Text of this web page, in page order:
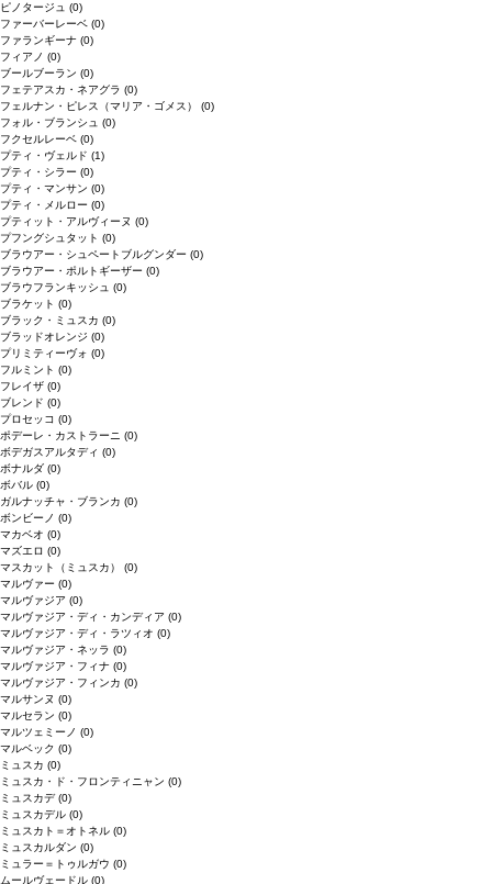
ピノタージュ (0)
ファーバーレーベ (0)
ファランギーナ (0)
フィアノ (0)
ブールブーラン (0)
フェテアスカ・ネアグラ (0)
フェルナン・ピレス（マリア・ゴメス） (0)
フォル・ブランシュ (0)
フクセルレーベ (0)
プティ・ヴェルド (1)
プティ・シラー (0)
プティ・マンサン (0)
プティ・メルロー (0)
プティット・アルヴィーヌ (0)
プフングシュタット (0)
ブラウアー・シュペートブルグンダー (0)
ブラウアー・ポルトギーザー (0)
ブラウフランキッシュ (0)
ブラケット (0)
ブラック・ミュスカ (0)
ブラッドオレンジ (0)
プリミティーヴォ (0)
フルミント (0)
フレイザ (0)
ブレンド (0)
プロセッコ (0)
ポデーレ・カストラーニ (0)
ボデガスアルタディ (0)
ボナルダ (0)
ボバル (0)
ガルナッチャ・ブランカ (0)
ボンビーノ (0)
マカベオ (0)
マズエロ (0)
マスカット（ミュスカ） (0)
マルヴァー (0)
マルヴァジア (0)
マルヴァジア・ディ・カンディア (0)
マルヴァジア・ディ・ラツィオ (0)
マルヴァジア・ネッラ (0)
マルヴァジア・フィナ (0)
マルヴァジア・フィンカ (0)
マルサンヌ (0)
マルセラン (0)
マルツェミーノ (0)
マルベック (0)
ミュスカ (0)
ミュスカ・ド・フロンティニャン (0)
ミュスカデ(0)
ミュスカデル (0)
ミュスカト＝オトネル (0)
ミュスカルダン (0)
ミュラー＝トゥルガウ (0)
ムールヴェードル (0)